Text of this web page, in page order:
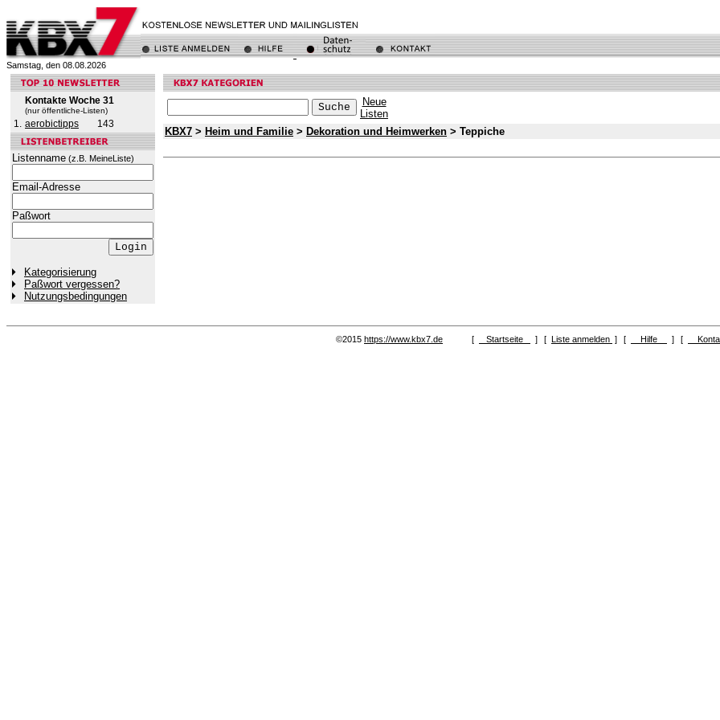
Samstag, den 08.08.2026
Kontakte Woche 31
(nur öffentliche-Listen)
1. aerobictipps 143
Listenname (z.B. MeineListe)
Email-Adresse
Paßwort
Kategorisierung
Paßwort vergessen?
Nutzungsbedingungen
Neue
Listen
KBX7 > Heim und Familie > Dekoration und Heimwerken > Teppiche
©2015 https://www.kbx7.de [ Startseite ] [ Liste anmelden ] [ Hilfe ] [